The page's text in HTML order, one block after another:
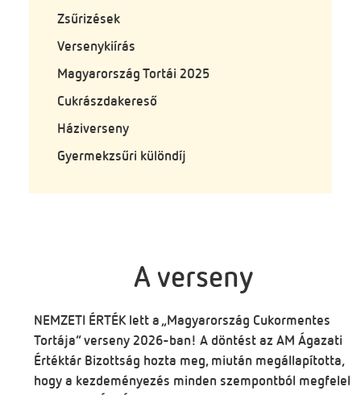
Zsűrizések
Versenykiírás
Magyarország Tortái 2025
Cukrászdakereső
Háziverseny
Gyermekzsűri különdíj
A verseny
NEMZETI ÉRTÉK lett a „Magyarország Cukormentes
Tortája” verseny 2026-ban! A döntést az AM Ágazati
Értéktár Bizottság hozta meg, miután megállapította,
hogy a kezdeményezés minden szempontból megfelel